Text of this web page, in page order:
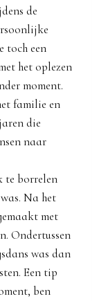
de
toch een
het oplezen
moment.
familie en
die
naar
te borrelen
Na het
met
Ondertussen
was dan
Een tip
ben